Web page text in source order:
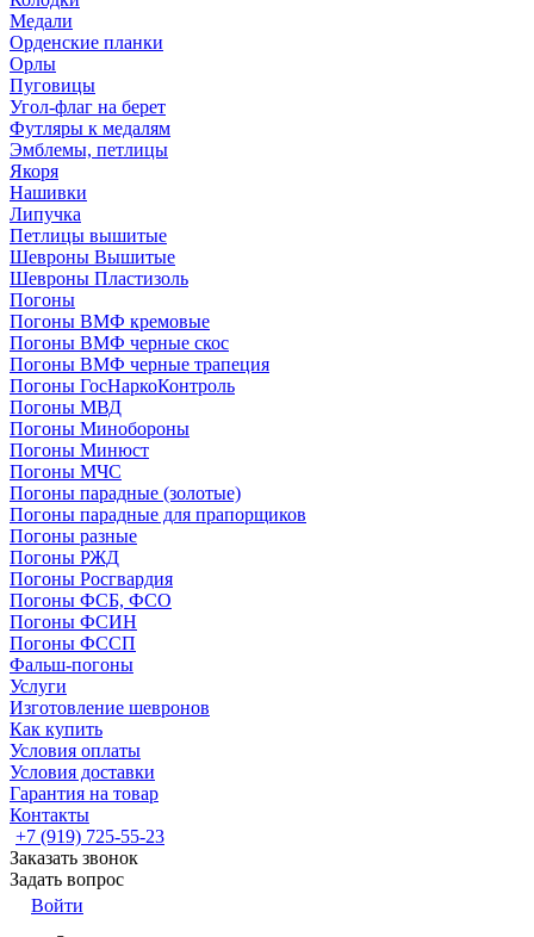
Медали
Орденские планки
Орлы
Пуговицы
Угол-флаг на берет
Футляры к медалям
Эмблемы, петлицы
Якоря
Нашивки
Липучка
Петлицы вышитые
Шевроны Вышитые
Шевроны Пластизоль
Погоны
Погоны ВМФ кремовые
Погоны ВМФ черные скос
Погоны ВМФ черные трапеция
Погоны ГосНаркоКонтроль
Погоны МВД
Погоны Минобороны
Погоны Минюст
Погоны МЧС
Погоны парадные (золотые)
Погоны парадные для прапорщиков
Погоны разные
Погоны РЖД
Погоны Росгвардия
Погоны ФСБ, ФСО
Погоны ФСИН
Погоны ФССП
Фальш-погоны
Услуги
Изготовление шевронов
Как купить
Условия оплаты
Условия доставки
Гарантия на товар
Контакты
+7 (919) 725-55-23
Заказать звонок
Задать вопрос
Войти